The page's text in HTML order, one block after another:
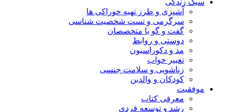
سبک زندگی
آشپزی و طرز تهیه خوراکی ها
سرگرمی و تست شخصیت شناسی
گفت و گو با متخصصان
دوستی و روابط
مد و دکوراسیون
تعبیر خواب
زناشویی و سلامت جنسی
کودکان و والدین
موفقیت
معرفی کتاب
رشد و توسعه فردی